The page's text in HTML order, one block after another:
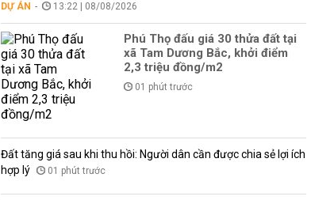
DỰ ÁN 13:22 | 08/08/2026
Phú Thọ đấu giá 30 thửa đất tại
xã Tam Dương Bắc, khởi điểm
2,3 triệu đồng/m2
01 phút trước
Đất tăng giá sau khi thu hồi: Người dân cần được chia sẻ lợi ích
hợp lý
01 phút trước